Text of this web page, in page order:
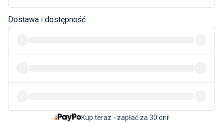
Dostawa i dostępność
Kup teraz - zapłać za 30 dni!